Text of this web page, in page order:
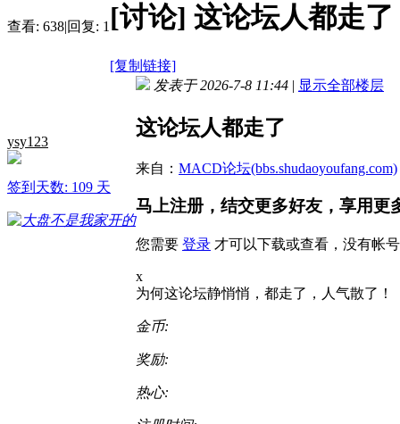
查看: 638|回复: 1 [讨论] 这论坛人都走了
[复制链接]
ysy123
签到天数: 109 天
发表于 2026-7-8 11:44 | 显示全部楼层
这论坛人都走了
来自： MACD论坛(bbs.shudaoyoufang.com)
马上注册，结交更多好友，享用更
您需要 登录 才可以下载或查看，没有帐
x
为何这论坛静悄悄，都走了，人气散了！
金币:
奖励:
热心: